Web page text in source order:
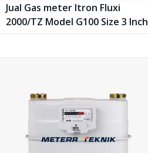
Jual Gas meter Itron Fluxi
2000/TZ Model G100 Size 3 Inch